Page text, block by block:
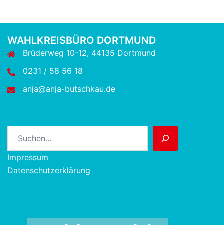
WAHLKREISBÜRO DORTMUND
Brüderweg 10-12, 44135 Dortmund
0231 / 58 56 18
anja@anja-butschkau.de
Impressum
Datenschutzerklärung